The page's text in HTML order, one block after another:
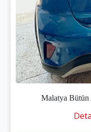
Malatya Bütün